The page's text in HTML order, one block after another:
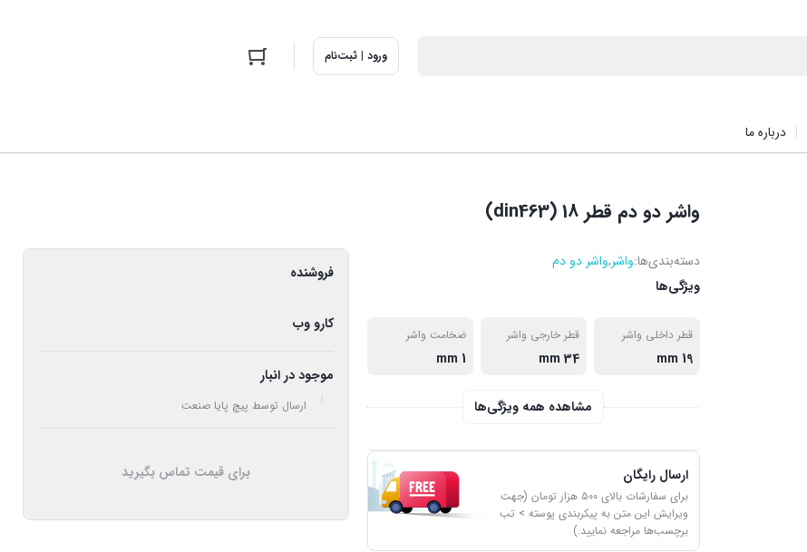
ورود | ثبت‌نام
درباره ما
واشر دو دم قطر 18 (din463)
دسته‌بندی‌ها:واشر,واشر دو دم
ویژگی‌ها
قطر داخلی واشر
19 mm
قطر خارجی واشر
34 mm
ضخامت واشر
1 mm
مشاهده همه ویژگی‌ها
ارسال رایگان
برای سفارشات بالای ۵۰۰ هزار تومان (جهت
ویرایش این متن به پیکربندی پوسته > تب
برچسب‌ها مراجعه نمایید.)
فروشنده
کارو وب
موجود در انبار
ارسال توسط پیچ پایا صنعت
برای قیمت تماس بگیرید